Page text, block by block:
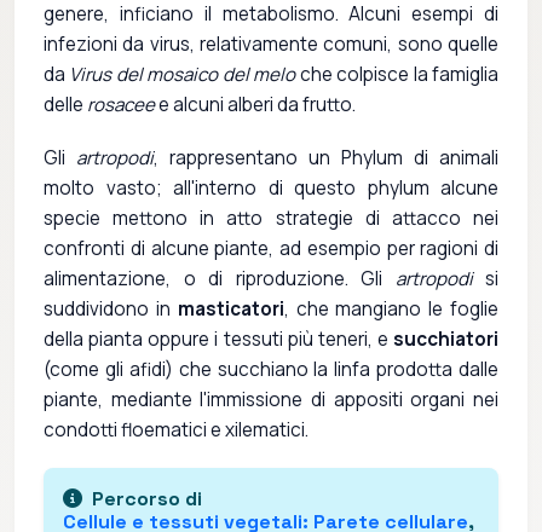
genere, inficiano il metabolismo. Alcuni esempi di
infezioni da virus, relativamente comuni, sono quelle
da Virus del mosaico del meloche colpisce la famiglia
delle rosaceee alcuni alberi da frutto.
Gli artropodi, rappresentano un Phylum di animali
molto vasto; all'interno di questo phylum alcune
specie mettono in atto strategie di attacco nei
confronti di alcune piante, ad esempio per ragioni di
alimentazione, o di riproduzione. Gli artropodisi
suddividono in masticatori, che mangiano le foglie
della pianta oppure i tessuti più teneri, e succhiatori
(come gli afidi) che succhiano la linfa prodotta dalle
piante, mediante l'immissione di appositi organi nei
condotti floematici e xilematici.
Percorso di
Cellule e tessuti vegetali: Parete cellulare,